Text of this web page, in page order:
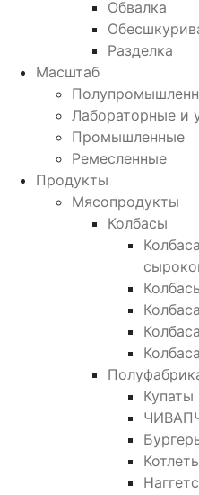
Обвалка
Разделка
Масштаб
Лабораторные и
Промышленные
Ремесленные
Продукты
Мясопродукты
Колбасы
Колбаса
Купаты